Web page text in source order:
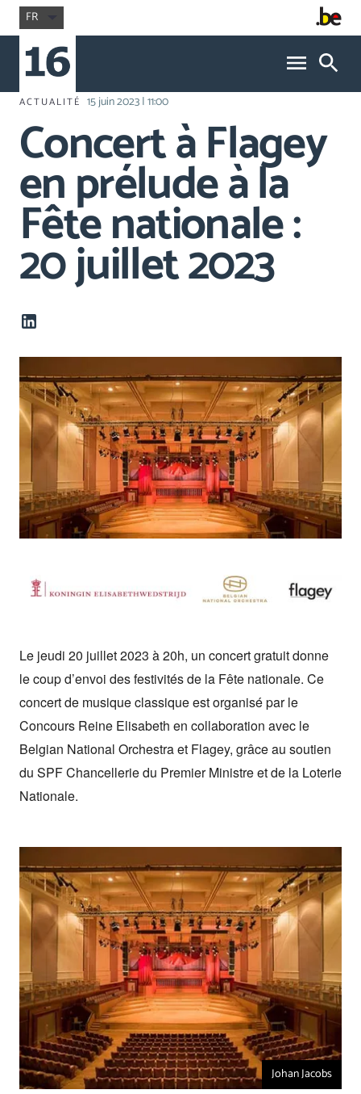
FR
ACTUALITÉ 15 juin 2023 | 11:00
Concert à Flagey
en prélude à la
Fête nationale :
20 juillet 2023
Le jeudi 20 juillet 2023 à 20h, un concert gratuit donne
le coup d’envoi des festivités de la Fête nationale. Ce
concert de musique classique est organisé par le
Concours Reine Elisabeth en collaboration avec le
Belgian National Orchestra et Flagey, grâce au soutien
du SPF Chancellerie du Premier Ministre et de la Loterie
Nationale.
Johan Jacobs